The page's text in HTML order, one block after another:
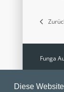
Diese
Funga